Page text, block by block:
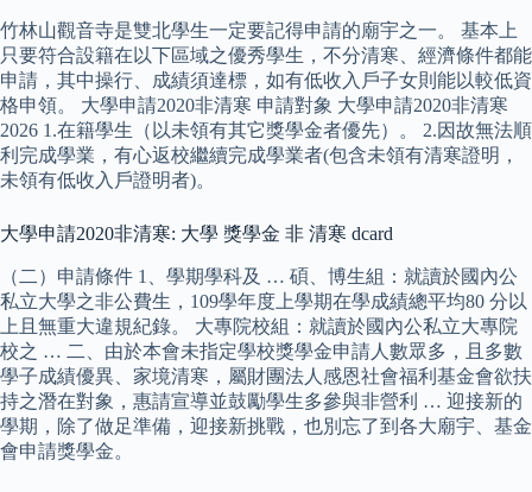
竹林山觀音寺是雙北學生一定要記得申請的廟宇之一。 基本上
只要符合設籍在以下區域之優秀學生，不分清寒、經濟條件都能
申請，其中操行、成績須達標，如有低收入戶子女則能以較低資
格申領。 大學申請2020非清寒 申請對象 大學申請2020非清寒
2026 1.在籍學生（以未領有其它獎學金者優先）。 2.因故無法順
利完成學業，有心返校繼續完成學業者(包含未領有清寒證明，
未領有低收入戶證明者)。
大學申請2020非清寒: 大學 獎學金 非 清寒 dcard
（二）申請條件 1、學期學科及 … 碩、博生組：就讀於國內公
私立大學之非公費生，109學年度上學期在學成績總平均80 分以
上且無重大違規紀錄。 大專院校組：就讀於國內公私立大專院
校之 … 二、由於本會未指定學校獎學金申請人數眾多，且多數
學子成績優異、家境清寒，屬財團法人感恩社會福利基金會欲扶
持之潛在對象，惠請宣導並鼓勵學生多參與非營利 … 迎接新的
學期，除了做足準備，迎接新挑戰，也別忘了到各大廟宇、基金
會申請獎學金。